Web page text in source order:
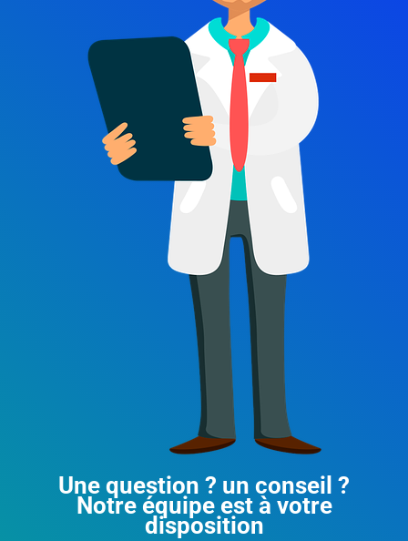
Une question ? un conseil ?
Notre équipe est à votre
disposition